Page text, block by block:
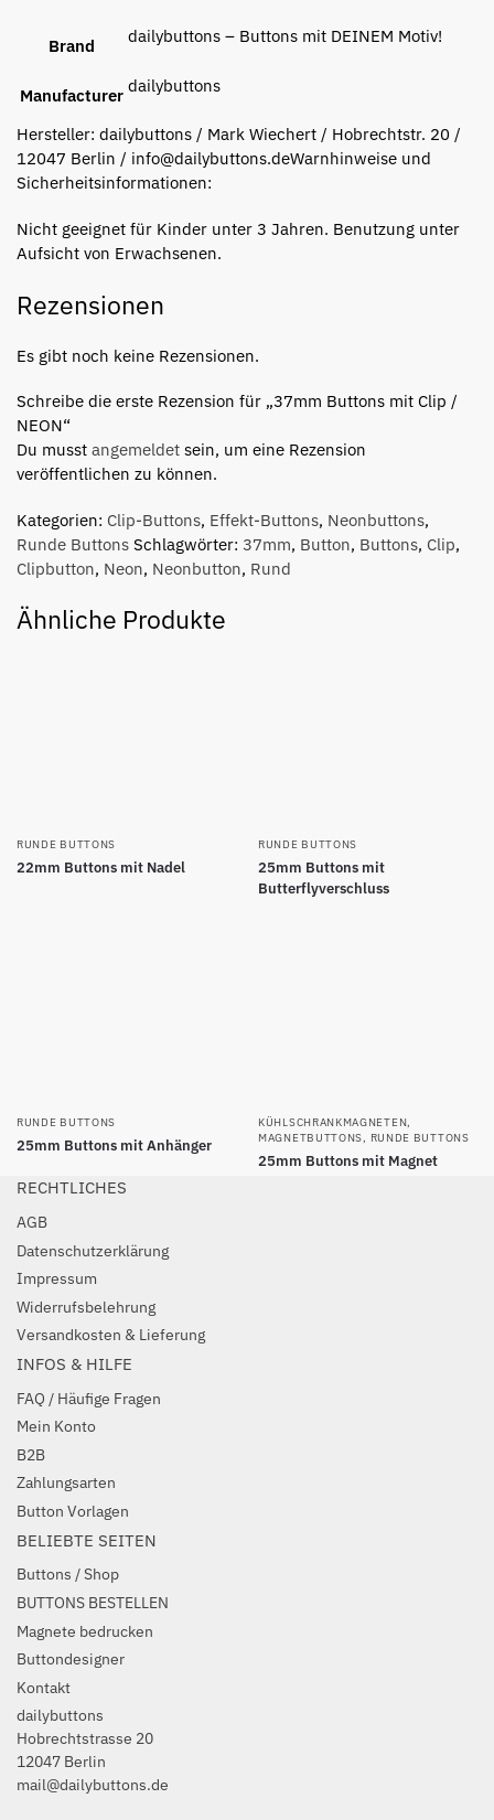
Brand dailybuttons – Buttons mit DEINEM Motiv!
Manufacturer dailybuttons
Hersteller: dailybuttons / Mark Wiechert / Hobrechtstr. 20 /
12047 Berlin / info@dailybuttons.deWarnhinweise und
Sicherheitsinformationen:
Nicht geeignet für Kinder unter 3 Jahren. Benutzung unter
Aufsicht von Erwachsenen.
Rezensionen
Es gibt noch keine Rezensionen.
Schreibe die erste Rezension für „37mm Buttons mit Clip /
NEON“
Du musst angemeldet sein, um eine Rezension
veröffentlichen zu können.
Kategorien: Clip-Buttons, Effekt-Buttons, Neonbuttons,
Runde Buttons Schlagwörter: 37mm, Button, Buttons, Clip,
Clipbutton, Neon, Neonbutton, Rund
Ähnliche Produkte
RUNDE BUTTONS
22mm Buttons mit Nadel
RUNDE BUTTONS
25mm Buttons mit
Butterflyverschluss
RUNDE BUTTONS
25mm Buttons mit Anhänger
KÜHLSCHRANKMAGNETEN,
MAGNETBUTTONS, RUNDE BUTTONS
25mm Buttons mit Magnet
RECHTLICHES
AGB
Datenschutzerklärung
Impressum
Widerrufsbelehrung
Versandkosten & Lieferung
INFOS & HILFE
FAQ / Häufige Fragen
Mein Konto
B2B
Zahlungsarten
Button Vorlagen
BELIEBTE SEITEN
Buttons / Shop
BUTTONS BESTELLEN
Magnete bedrucken
Buttondesigner
Kontakt
dailybuttons
Hobrechtstrasse 20
12047 Berlin
mail@dailybuttons.de